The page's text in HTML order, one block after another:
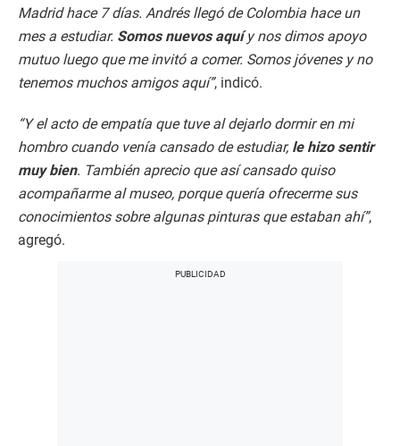
Madrid hace 7 días. Andrés llegó de Colombia hace un
mes a estudiar. Somos nuevos aquíy nos dimos apoyo
mutuo luego que me invitó a comer. Somos jóvenes y no
tenemos muchos amigos aquí”, indicó.
“Y el acto de empatía que tuve al dejarlo dormir en mi
hombro cuando venía cansado de estudiar, le hizo sentir
muy bien. También aprecio que así cansado quiso
acompañarme al museo, porque quería ofrecerme sus
conocimientos sobre algunas pinturas que estaban ahí”,
agregó.